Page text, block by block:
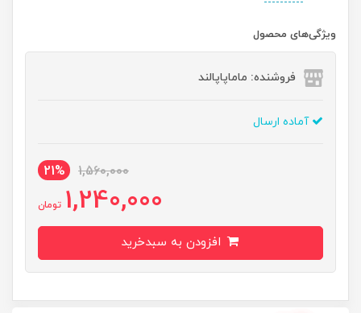
ویژگی‌های محصول
فروشنده: ماماپاپالند
آماده ارسال
1,560,000
21%
1,240,000 تومان